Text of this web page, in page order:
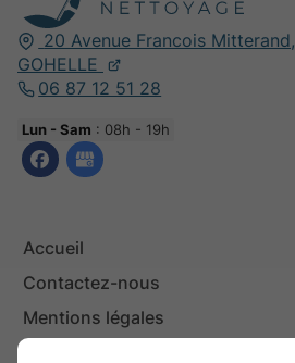
20 Avenue Francois Mitterand,
GOHELLE
06 87 12 51 28
Lun - Sam : 08h - 19h
Accueil
Contactez-nous
Mentions légales